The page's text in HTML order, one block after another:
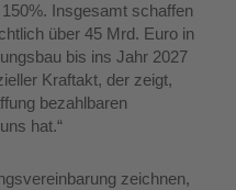
Insgesamt schaffen
über 45 Mrd. Euro in
bis ins Jahr 2027
Kraftakt, der zeigt,
bezahlbaren
hat.“
zeichnen,